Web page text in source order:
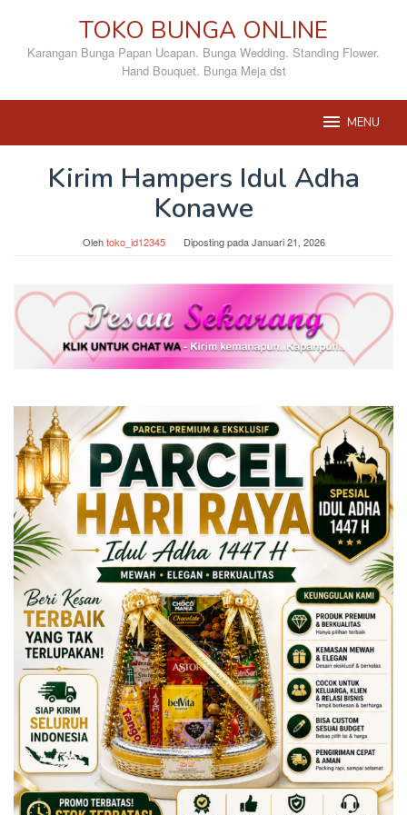
konten
TOKO BUNGA ONLINE
Karangan Bunga Papan Ucapan. Bunga Wedding. Standing Flower.
Hand Bouquet. Bunga Meja dst
MENU
Kirim Hampers Idul Adha
Konawe
Olehtoko_id12345 Diposting padaJanuari 21, 2026